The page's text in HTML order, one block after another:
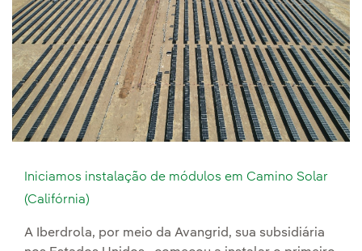
Iniciamos instalação de módulos em Camino Solar
(Califórnia)
A Iberdrola, por meio da Avangrid, sua subsidiária